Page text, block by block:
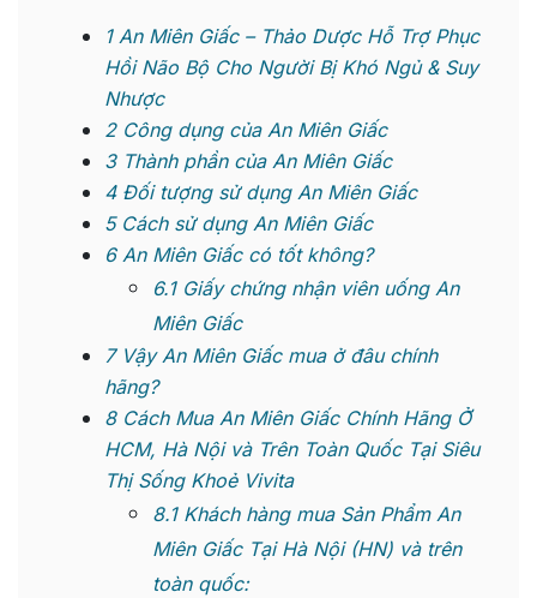
1An Miên Giấc – Thảo Dược Hỗ Trợ Phục
Hồi Não Bộ Cho Người Bị Khó Ngủ & Suy
Nhược
2Công dụng của An Miên Giấc
3Thành phần của An Miên Giấc
4Đối tượng sử dụng An Miên Giấc
5Cách sử dụng An Miên Giấc
6An Miên Giấc có tốt không?
6.1Giấy chứng nhận viên uống An
Miên Giấc
7Vậy An Miên Giấc mua ở đâu chính
hãng?
8Cách Mua An Miên Giấc Chính Hãng Ở
HCM, Hà Nội và Trên Toàn Quốc Tại Siêu
Thị Sống Khoẻ Vivita
8.1Khách hàng mua Sản Phẩm An
Miên Giấc Tại Hà Nội (HN) và trên
toàn quốc: